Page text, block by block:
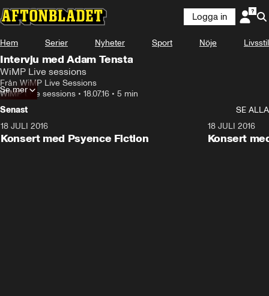
Logga in
Hem Serier Nyheter Sport Nöje Livsstil
Intervju med Adam Tensta
WiMP Live sessions
Från WiMP Live Sessions
WiMP Live sessions • 18.07.16 • 5 min
Se mer
Senast
SE ALLA
18 JULI 2016
Konsert med Psyence Fiction
18 JULI 2016
Konsert